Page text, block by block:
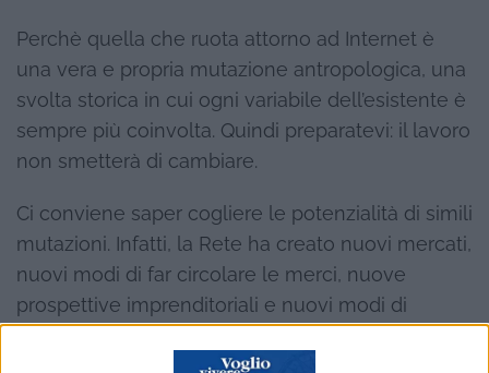
Perchè quella che ruota attorno ad Internet è
una vera e propria mutazione antropologica, una
svolta storica in cui ogni variabile dell’esistente è
sempre più coinvolta. Quindi preparatevi: il lavoro
non smetterà di cambiare.
Ci conviene saper cogliere le potenzialità di simili
mutazioni. Infatti, la Rete ha creato nuovi mercati,
nuovi modi di far circolare le merci, nuove
prospettive imprenditoriali e nuovi modi di